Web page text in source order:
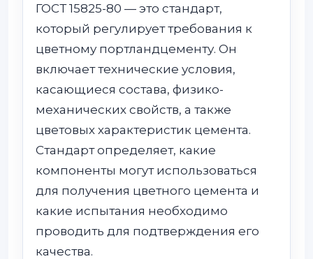
ГОСТ 15825-80 — это стандарт,
который регулирует требования к
цветному портландцементу. Он
включает технические условия,
касающиеся состава, физико-
механических свойств, а также
цветовых характеристик цемента.
Стандарт определяет, какие
компоненты могут использоваться
для получения цветного цемента и
какие испытания необходимо
проводить для подтверждения его
качества.